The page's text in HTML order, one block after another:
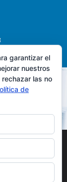
garantizar el
nuestros
las no
de